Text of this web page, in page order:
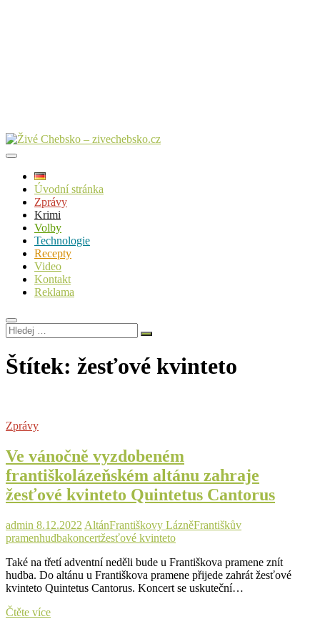
Úvodní stránka
Zprávy
Krimi
Volby
Technologie
Recepty
Video
Kontakt
Reklama
Hledej
…
Štítek: žesťové kvinteto
Zprávy
Ve vánočně vyzdobeném
františkolázeňském altánu zahraje
žesťové kvinteto Quintetus Cantorus
admin 8.12.2022 AltánFrantiškovy LázněFrantiškův
pramenhudbakoncertžesťové kvinteto
Také na třetí adventní neděli bude u Františkova pramene znít
hudba. Do altánu u Františkova pramene přijede zahrát žesťové
kvinteto Quintetus Cantorus. Koncert se uskuteční…
Čtěte víceVe